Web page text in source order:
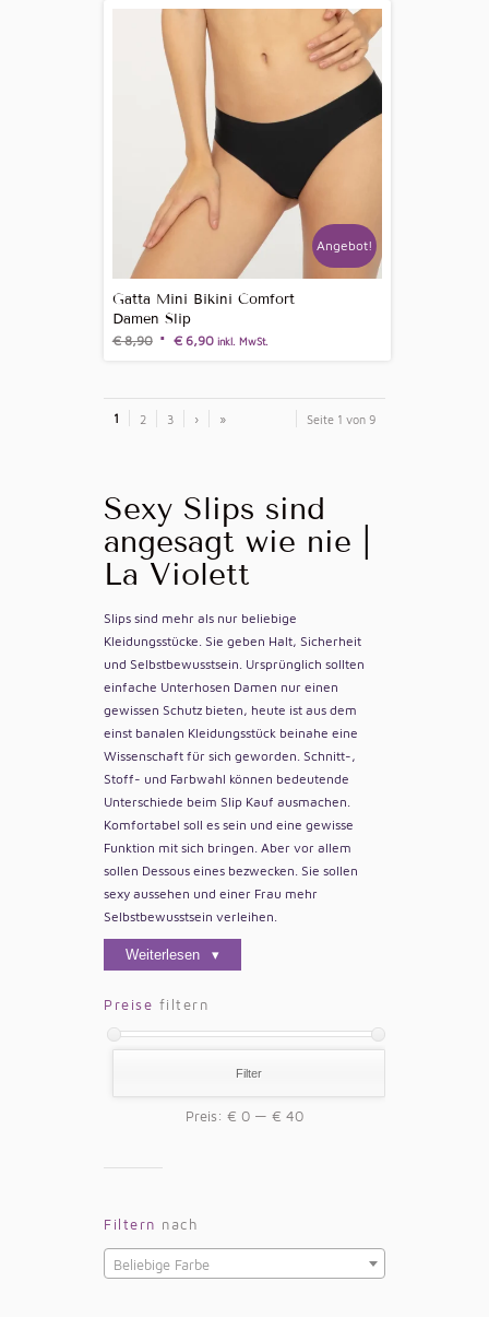
Sexy Slips sind
angesagt wie nie |
La Violett
Slips sind mehr als nur beliebige
Kleidungsstücke. Sie geben Halt, Sicherheit
und Selbstbewusstsein. Ursprünglich sollten
einfache Unterhosen Damen nur einen
gewissen Schutz bieten, heute ist aus dem
einst banalen Kleidungsstück beinahe eine
Wissenschaft für sich geworden. Schnitt-,
Stoff- und Farbwahl können bedeutende
Unterschiede beim Slip Kauf ausmachen.
Komfortabel soll es sein und eine gewisse
Funktion mit sich bringen. Aber vor allem
sollen Dessous eines bezwecken. Sie sollen
sexy aussehen und einer Frau mehr
Selbstbewusstsein verleihen.
Weiterlesen
Gatta Mini Bikini Comfort
Damen Slip
€8,90 €6,90 inkl. MwSt.
Angebot!
Seite 1 von 9
1 2 3 › »
Preise filtern
Filter
Preis: € 0 — € 40
Filtern nach
Beliebige Farbe